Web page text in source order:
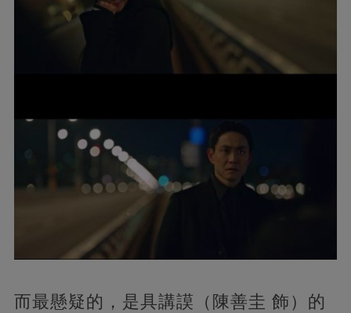
而最懸疑的，是具講謨（陳善圭 飾）的